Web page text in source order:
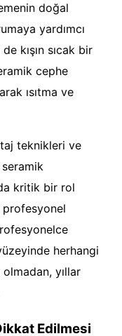
doğal
yardımcı
kışın sıcak bir
cephe
ısıtma ve
teknikleri ve
seramik
kritik bir rol
profesyonel
herhangi
olmadan, yıllar
Edilmesi